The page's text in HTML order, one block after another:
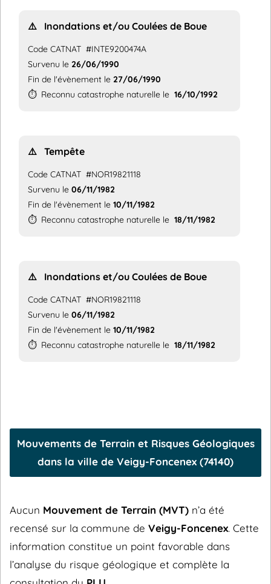
⚠️ Inondations et/ou Coulées de Boue
Code CATNAT #INTE9200474A
Survenu le 26/06/1990
Fin de l'évènement le 27/06/1990
⏱️ Reconnu catastrophe naturelle le 16/10/1992
⚠️ Tempête
Code CATNAT #NOR19821118
Survenu le 06/11/1982
Fin de l'évènement le 10/11/1982
⏱️ Reconnu catastrophe naturelle le 18/11/1982
⚠️ Inondations et/ou Coulées de Boue
Code CATNAT #NOR19821118
Survenu le 06/11/1982
Fin de l'évènement le 10/11/1982
⏱️ Reconnu catastrophe naturelle le 18/11/1982
Mouvements de Terrain et Risques Géologiques
dans la ville de Veigy-Foncenex (74140)
Aucun Mouvement de Terrain (MVT) n’a été
recensé sur la commune de Veigy-Foncenex. Cette
information constitue un point favorable dans
l’analyse du risque géologique et complète la